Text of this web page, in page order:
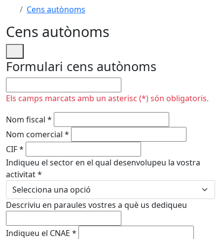
Cens autònoms
Cens autònoms
Formulari cens autònoms
Els camps marcats amb un asterisc (*) són obligatoris.
Nom fiscal *
Nom comercial *
CIF*
Indiqueu el sector en el qual desenvolupeu la vostra
activitat*
Descriviu en paraules vostres a què us dediqueu
Indiqueu el CNAE *